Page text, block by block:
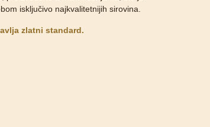
isključivo najkvalitetnijih sirovina.
zlatni standard.